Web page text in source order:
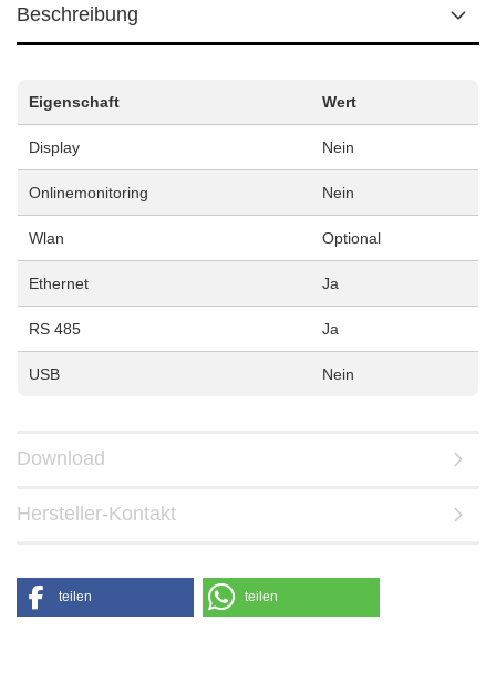
Beschreibung
Eigenschaft Wert
Display Nein
Onlinemonitoring Nein
Wlan Optional
Ethernet Ja
RS 485 Ja
USB Nein
Download
Hersteller-Kontakt
teilen teilen